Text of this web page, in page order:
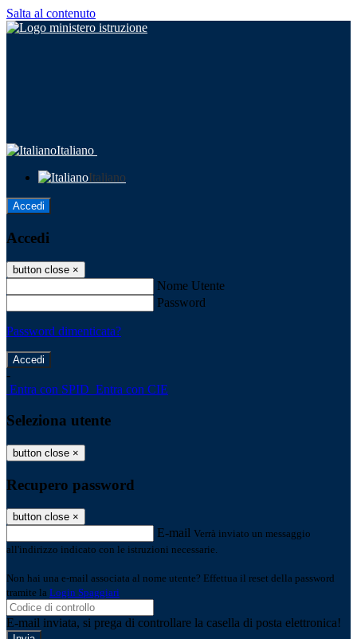
Salta al contenuto
Italiano
Italiano
Accedi
Accedi
button close ×
Nome Utente
Password
Password dimenticata?
-
Entra con SPID Entra con CIE
Seleziona utente
button close ×
Recupero password
button close ×
E-mail Verrà inviato un messaggio
all'indirizzo indicato con le istruzioni necessarie.
Non hai una e-mail associata al nome utente? Effettua il reset della password
tramite la Login Spaggiari
E-mail inviata, si prega di controllare la casella di posta elettronica!